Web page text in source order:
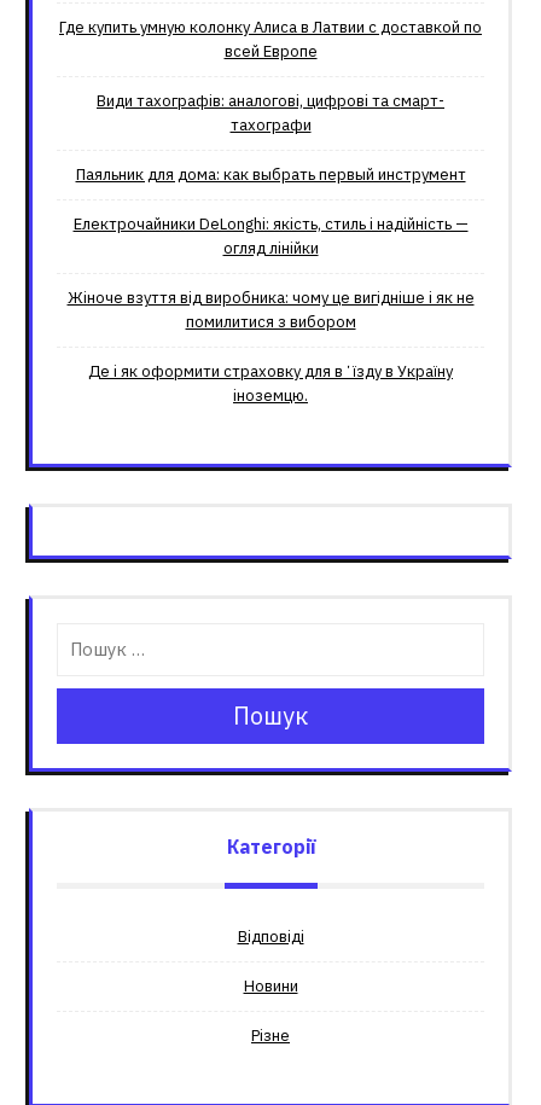
Где купить умную колонку Алиса в Латвии с доставкой по
всей Европе
Види тахографів: аналогові, цифрові та смарт-
тахографи
Паяльник для дома: как выбрать первый инструмент
Електрочайники DeLonghi: якість, стиль і надійність —
огляд лінійки
Жіноче взуття від виробника: чому це вигідніше і як не
помилитися з вибором
Де і як оформити страховку для вʼїзду в Україну
іноземцю.
Пошук
Категорії
Відповіді
Новини
Різне